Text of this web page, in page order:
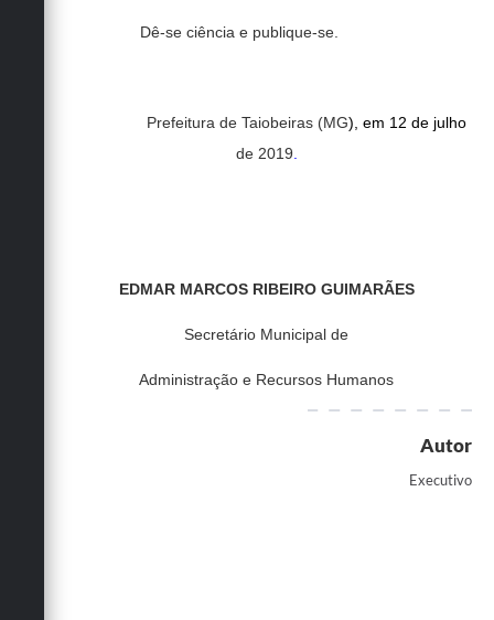
Dê-se ciência e publique-se.
Prefeitura de Taiobeiras (MG), em 12 de julho
de 2019
EDMAR MARCOS RIBEIRO GUIMARÃES
Secretário Municipal de
Administração e Recursos Humanos
Autor
Executivo